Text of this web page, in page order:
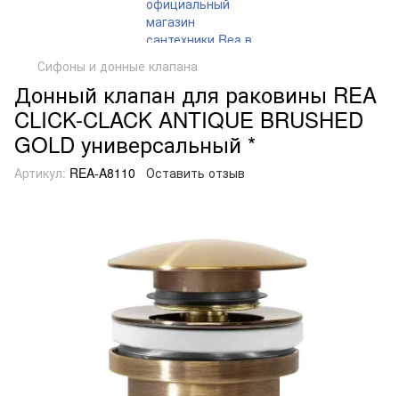
Сифоны и донные клапана
Донный клапан для раковины REA
CLICK-CLACK ANTIQUE BRUSHED
GOLD универсальный *
Артикул: REA-A8110 Оставить отзыв